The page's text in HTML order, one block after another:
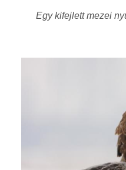
Egy kifejlett mezei